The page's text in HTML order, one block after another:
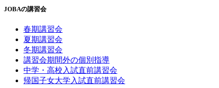
JOBAの講習会
春期講習会
夏期講習会
冬期講習会
講習会期間外の個別指導
中学・高校入試直前講習会
帰国子女大学入試直前講習会